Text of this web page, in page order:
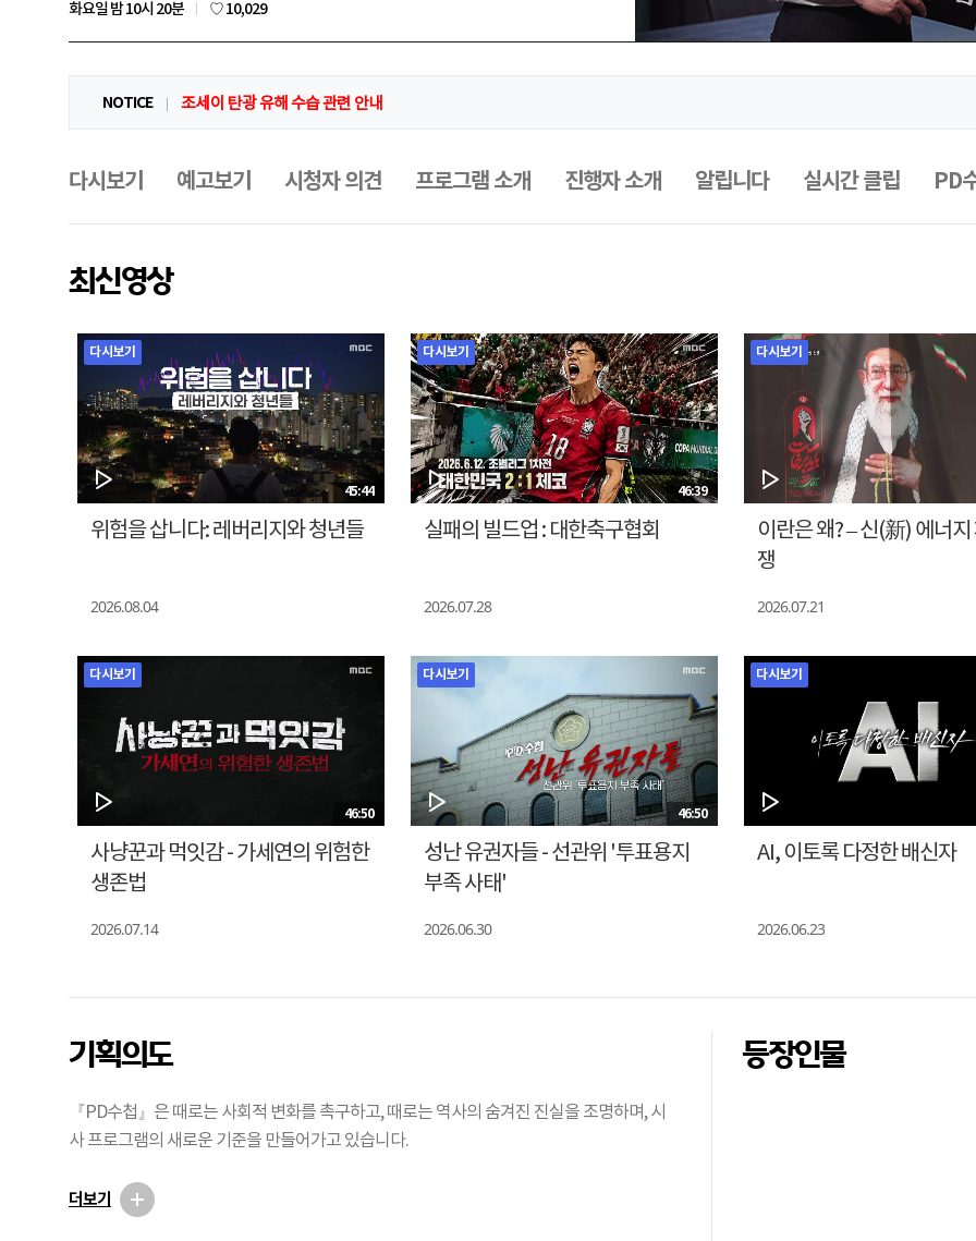
화요일 밤 10시 20분
좋
요
♡ 10,029
NOTICE 조세이 탄광 유해 수습 관련 안내
다시보기 예고보기 시청자 의견 프로그램 소개 진행자 소개 알립니다 실시간 클립 PD
최신영상
다시보기
45:44
위험을 삽니다: 레버리지와 청년들
2026.08.04
다시보기
46:39
실패의 빌드업 : 대한축구협회
2026.07.28
다시보기
이란은 왜? – 신(新) 에너지
쟁
2026.07.21
다시보기
46:50
사냥꾼과 먹잇감 - 가세연의 위험한
생존법
2026.07.14
다시보기
46:50
성난 유권자들 - 선관위 '투표용지
부족 사태'
2026.06.30
다시보기
AI, 이토록 다정한 배신자
2026.06.23
기획의도
『PD수첩』은 때로는 사회적 변화를 촉구하고, 때로는 역사의 숨겨진 진실을 조명하며, 시
사 프로그램의 새로운 기준을 만들어가고 있습니다.
더보기
등장인물